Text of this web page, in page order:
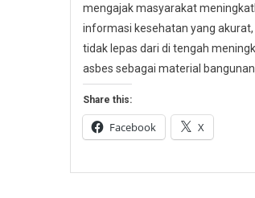
mengajak masyarakat
informasi kesehatan yang
tidak lepas dari di tengah
asbes sebagai material
Share this:
Facebook X